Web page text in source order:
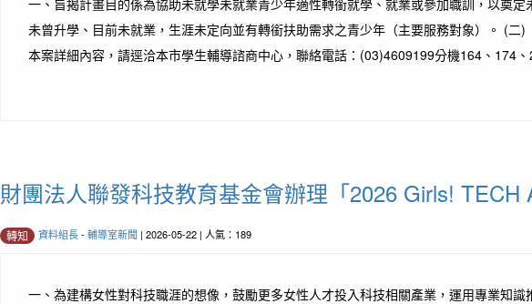
一、旨揭計畫目的係為協助未就學未就業青少年適性轉銜就學、就業或參加職訓，以奠
未曾升學、目前未就業，生涯未定向並有轉銜扶助需求之青少年（主要服務對象）。 (
本案詳細內容，請逕洽本市學生輔導諮商中心，聯絡電話：(03)4609199分機164、174、
財團法人聯發科技教育基金會辦理「2026 Girls! TECH
轉知 資料組長- 輔導室新聞 | 2026-05-22 | 人氣：189
一、為建構女性對科技職涯的想像，鼓勵更多女性人才投入科技相關產業，運用專業知